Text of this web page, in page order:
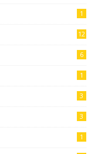
1
12
6
1
3
3
1